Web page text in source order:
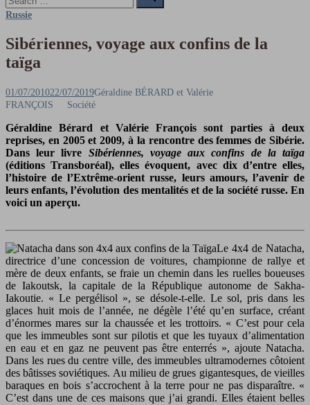
for:
Search
Russie
Sibériennes, voyage aux confins de la
taïga
Posted
on
01/07/201022/07/2019Author
Géraldine BÉRARD et Valérie
FRANÇOIS
Société
Géraldine Bérard et Valérie François sont parties à deux
reprises, en 2005 et 2009, à la rencontre des femmes de Sibérie.
Dans leur livre Sibériennes, voyage aux confins de la taïga
(éditions Transboréal), elles évoquent, avec dix d’entre elles,
l’histoire de l’Extrême-orient russe, leurs amours, l’avenir de
leurs enfants, l’évolution des mentalités et de la société russe. En
voici un aperçu.
Le 4x4 de Natacha,
directrice d’une concession de voitures, championne de rallye et
mère de deux enfants, se fraie un chemin dans les ruelles boueuses
de Iakoutsk, la capitale de la République autonome de Sakha-
Iakoutie. « Le pergélisol », se désole-t-elle. Le sol, pris dans les
glaces huit mois de l’année, ne dégèle l’été qu’en surface, créant
d’énormes mares sur la chaussée et les trottoirs. « C’est pour cela
que les immeubles sont sur pilotis et que les tuyaux d’alimentation
en eau et en gaz ne peuvent pas être enterrés », ajoute Natacha.
Dans les rues du centre ville, des immeubles ultramodernes côtoient
des bâtisses soviétiques. Au milieu de grues gigantesques, de vieilles
baraques en bois s’accrochent à la terre pour ne pas disparaître. «
C’est dans une de ces maisons que j’ai grandi. Elles étaient belles